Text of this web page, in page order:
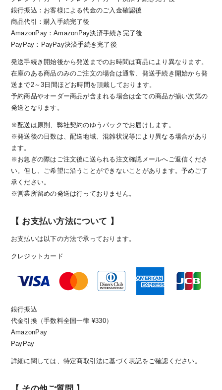
銀行振込：お客様による代金のご入金確認後
商品代引：購入手続完了後
AmazonPay：AmazonPay決済手続き完了後
PayPay：PayPay決済手続き完了後
発送手続き開始後から発送までのお時間は商品により異なります。
在庫のある商品のみのご注文の場合は通常、発送手続き開始から発
送まで2～3日間ほどお時間を頂戴しております。
予約商品やオーダー商品が含まれる場合は全ての商品が揃い次第の
発送となります。
※配送は原則、弊社契約のゆうパックでお届けします。
※発送後の日数は、配送地域、混雑状況等により異なる場合があり
ます。
※お急ぎの際はご注文後に送られる注文確認メールへご返信くださ
い。但し、ご希望に沿うことができないことがあります。予めご了
承ください。
※営業所留めの発送は行っておりません。
【 お支払い方法について 】
お支払いは以下の方法で承っております。
クレジットカード
銀行振込
代金引換（手数料全国一律 ¥330）
AmazonPay
PayPay
詳細に関しては、 特定商取引法に基づく表記をご確認ください。